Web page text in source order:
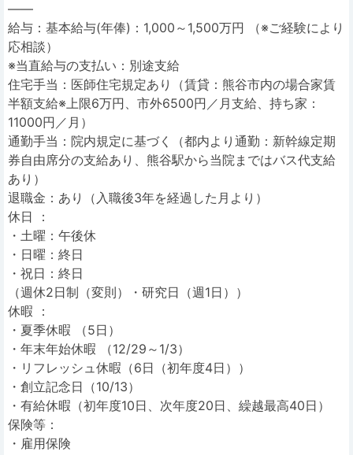
――
給与：基本給与(年俸)：1,000～1,500万円 （※ご経験により
応相談）
※当直給与の支払い：別途支給
住宅手当：医師住宅規定あり（賃貸：熊谷市内の場合家賃
半額支給※上限6万円、市外6500円／月支給、持ち家：
11000円／月）
通勤手当：院内規定に基づく（都内より通勤：新幹線定期
券自由席分の支給あり、熊谷駅から当院まではバス代支給
あり）
退職金：あり（入職後3年を経過した月より）
休日 ：
・土曜：午後休
・日曜：終日
・祝日：終日
（週休2日制（変則）・研究日（週1日））
休暇 ：
・夏季休暇 （5日）
・年末年始休暇 （12/29～1/3）
・リフレッシュ休暇（6日（初年度4日））
・創立記念日（10/13）
・有給休暇（初年度10日、次年度20日、繰越最高40日）
保険等：
・雇用保険